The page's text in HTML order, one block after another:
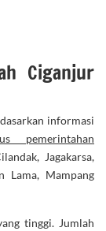
Ciganjur
informasi
pemerintahan
Jagakarsa,
Lama, Mampang
tinggi. Jumlah